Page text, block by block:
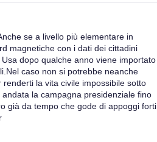
se a livello più elementare in
magnetiche con i dati dei cittadini
dopo qualche anno viene importato
caso non si potrebbe neanche
la vita civile impossibile sotto
la campagna presidenziale fino
già da tempo che gode di appoggi forti